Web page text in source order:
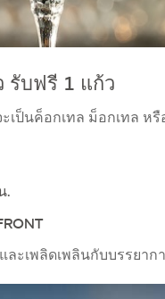
รับฟรี 1 แก้ว
ป็นค็อกเทล ม็อกเทล หรื
.
ะเพลิดเพลินกับบรรยาก